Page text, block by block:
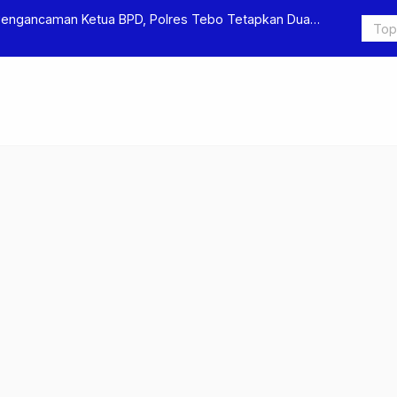
Ketua BPD, Polres Tebo Tetapkan Dua
Polres